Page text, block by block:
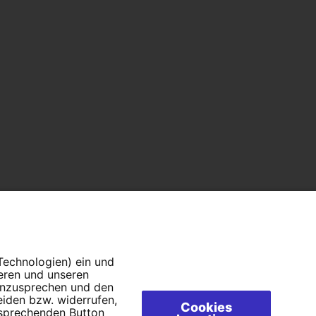
ein und
und unseren
und den
bzw. widerrufen,
Button
Cookies